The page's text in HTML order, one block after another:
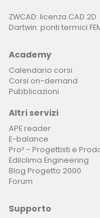
ZWCAD: licenza CAD 2D
Dartwin: ponti termici
Academy
Calendario corsi
Corsi on-demand
Pubblicazioni
Altri servizi
APE reader
E-balance
Pro² - Progettisti e
Edilclima Engineering
Blog Progetto 2000
Forum
Supporto